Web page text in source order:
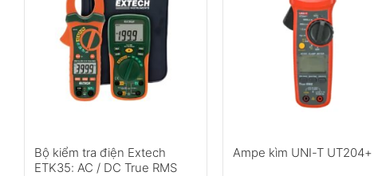
Bộ kiểm tra điện Extech
ETK35: AC / DC True RMS
Ampe kìm UNI-T UT204+